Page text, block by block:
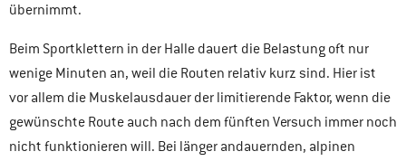
übernimmt.
Beim Sportklettern in der Halle dauert die Belastung oft nur
wenige Minuten an, weil die Routen relativ kurz sind. Hier ist
vor allem die Muskelausdauer der limitierende Faktor, wenn die
gewünschte Route auch nach dem fünften Versuch immer noch
nicht funktionieren will. Bei länger andauernden, alpinen